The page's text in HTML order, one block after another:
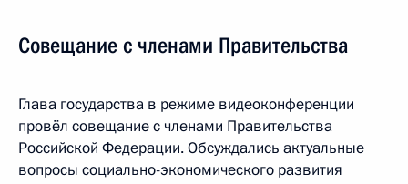
Совещание с членами Правительства
Глава государства в режиме видеоконференции
провёл совещание с членами Правительства
Российской Федерации. Обсуждались актуальные
вопросы социально-экономического развития